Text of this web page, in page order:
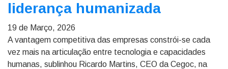
liderança humanizada
19 de Março, 2026
A vantagem competitiva das empresas constrói-se cada
vez mais na articulação entre tecnologia e capacidades
humanas, sublinhou Ricardo Martins, CEO da Cegoc, na